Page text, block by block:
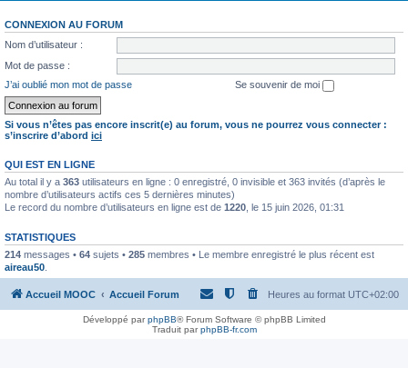
CONNEXION AU FORUM
Nom d’utilisateur :
Mot de passe :
J’ai oublié mon mot de passe
Se souvenir de moi
Si vous n’êtes pas encore inscrit(e) au forum, vous ne pourrez vous connecter :
s’inscrire d’abord ici
QUI EST EN LIGNE
Au total il y a 363 utilisateurs en ligne : 0 enregistré, 0 invisible et 363 invités (d’après le
nombre d’utilisateurs actifs ces 5 dernières minutes)
Le record du nombre d’utilisateurs en ligne est de 1220 , le 15 juin 2026, 01:31
STATISTIQUES
214 messages • 64 sujets • 285 membres • Le membre enregistré le plus récent est
aireau50
Accueil MOOC Accueil Forum Heures au format UTC+02:00
Développé parphpBB® Forum Software © phpBB Limited
Traduit parphpBB-fr.com